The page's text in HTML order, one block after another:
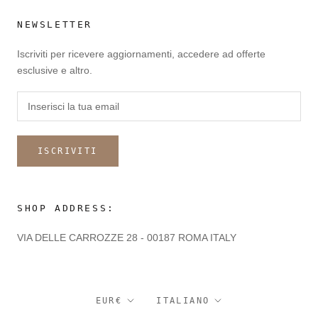
NEWSLETTER
Iscriviti per ricevere aggiornamenti, accedere ad offerte
esclusive e altro.
ISCRIVITI
SHOP ADDRESS:
VIA DELLE CARROZZE 28 - 00187 ROMA ITALY
Valuta
EUR€ Lingua
ITALIANO